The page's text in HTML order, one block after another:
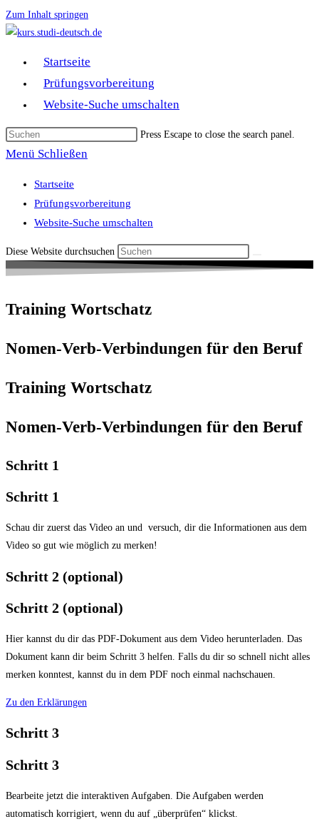
Zum Inhalt springen
Startseite
Prüfungsvorbereitung
Website-Suche umschalten
Press Escape to close the search panel.
Menü Schließen
Startseite
Prüfungsvorbereitung
Website-Suche umschalten
Diese Website durchsuchen
Training Wortschatz
Nomen-Verb-Verbindungen für den Beruf
Training Wortschatz
Nomen-Verb-Verbindungen für den Beruf
Schritt 1
Schritt 1
Schau dir zuerst das Video an und versuch, dir die Informationen aus dem
Video so gut wie möglich zu merken!
Schritt 2 (optional)
Schritt 2 (optional)
Hier kannst du dir das PDF-Dokument aus dem Video herunterladen. Das
Dokument kann dir beim Schritt 3 helfen. Falls du dir so schnell nicht alles
merken konntest, kannst du in dem PDF noch einmal nachschauen.
Zu den Erklärungen
Schritt 3
Schritt 3
Bearbeite jetzt die interaktiven Aufgaben. Die Aufgaben werden
automatisch korrigiert, wenn du auf „überprüfen“ klickst.